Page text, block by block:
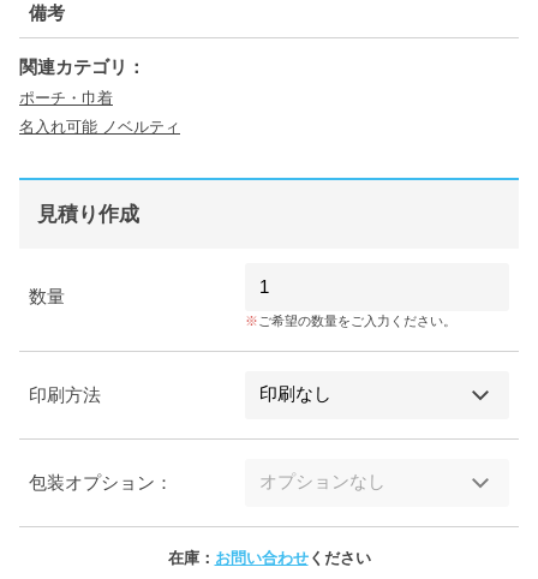
備考
関連カテゴリ：
ポーチ・巾着
名入れ可能 ノベルティ
見積り作成
数量
ご希望の数量をご入力ください。
印刷方法
包装オプション：
在庫： お問い合わせください